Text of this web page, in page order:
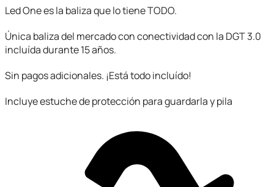
Led One es la baliza que lo tiene TODO.
Única baliza del mercado con conectividad con la DGT 3.0
incluída durante 15 años.
Sin pagos adicionales. ¡Está todo incluído!
Incluye estuche de protección para guardarla y pila